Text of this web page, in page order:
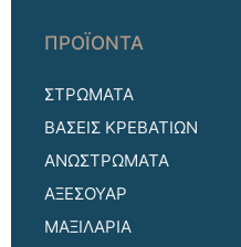
ΠΡΟΪΟΝΤΑ
ΣΤΡΩΜΑΤΑ
ΒΑΣΕΙΣ ΚΡΕΒΑΤΙΩΝ
ΑΝΩΣΤΡΩΜΑΤΑ
ΑΞΕΣΟΥΑΡ
ΜΑΞΙΛΑΡΙΑ